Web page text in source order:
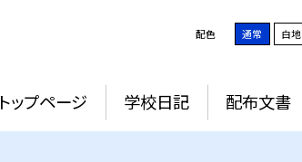
配色 通常 白地
トップページ 学校日記 配布文書